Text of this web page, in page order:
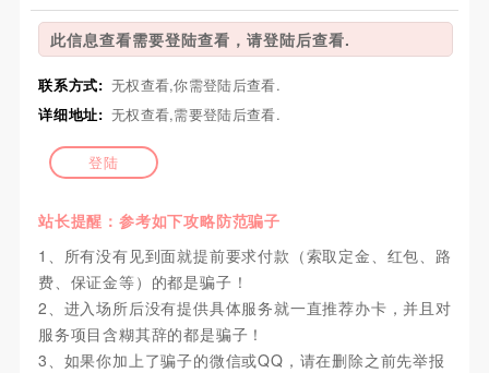
此信息查看需要登陆查看，请登陆后查看.
联系方式: 无权查看,你需登陆后查看.
详细地址: 无权查看,需要登陆后查看.
登陆
站长提醒：参考如下攻略防范骗子
1、所有没有见到面就提前要求付款（索取定金、红包、路
费、保证金等）的都是骗子！
2、进入场所后没有提供具体服务就一直推荐办卡，并且对
服务项目含糊其辞的都是骗子！
3、如果你加上了骗子的微信或QQ，请在删除之前先举报